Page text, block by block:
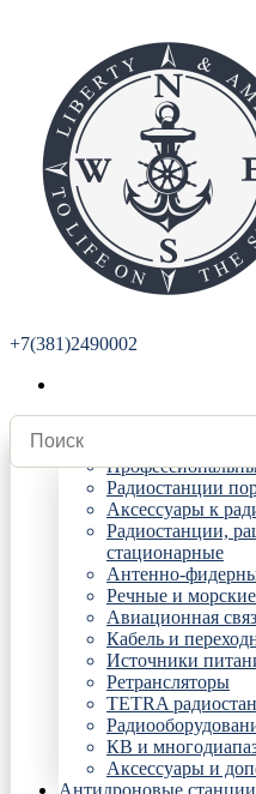
+7(381)2490002
Радиостанции
Радиостанции
Аксессуары к
Радиостанции,
стационарные
Антенно-
Речные и
Авиационная
Кабель и
Источники
Ретрансляторы
TETRA
КВ и
Аксессуары и
Антидроновые станции